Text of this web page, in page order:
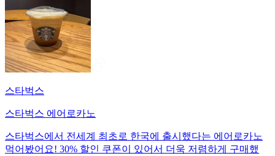
스타벅스
스타벅스 에어로카노
스타벅스에서 전세계 최초로 한국에 출시했다는 에어로카노
먹어봤어요! 30% 할인 쿠폰이 있어서 더욱 저렴하게 구매했